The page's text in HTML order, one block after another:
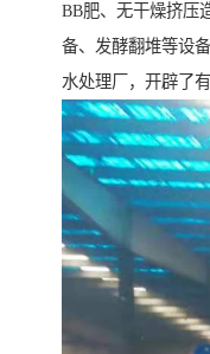
BB肥、无干燥挤压
备、发酵翻堆等设
水处理厂，开辟了